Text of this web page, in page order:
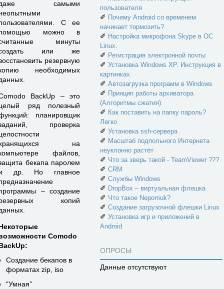
самыми
С ее
можно в
минуты
или же
резервную
необходимых
BackUp – это
ряд полезный
планировщик
проверка
на
файлов,
бекапа паролем
др. Но главное
– создание
копий
Comodo
Создание бекапов в
форматах zip, iso
“Умная”
пользователя
✐ Почему Android со временем
начинает тормозить?
✐ Настройка микрофона Skype в ОС
Linux.
✐ Регистрация электронной почты
✐ Установка Windows XP. Инструкция в
картинках
✐ Автозагрузка программ в Windows
✐ Принцип работы архиватора
(Алгоритмы сжатия)
✐ Как поставить на папку пароль?
Легко
✐ Установка ssh-сервера
✐ Масштаб подпольного Интернета
неуклонно растёт
✐ Что за зверь такой - TeamViewer ???
✐ CRM
✐ Службы Windows
✐ DropBox – виртуальная флешка
✐ Что такое Nepomuk?
✐ Создание загрузочной флешки Linux
✐ Установка игр и приложений в
Android
ОПРОСЫ
Данные отсутствуют